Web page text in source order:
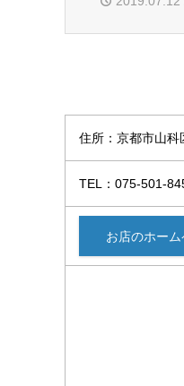
住所：京都市山
TEL：075-501-
お店のホー